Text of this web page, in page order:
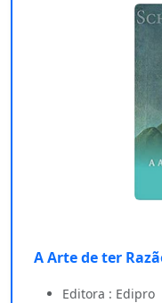
A Arte de ter
Editora : Edipro